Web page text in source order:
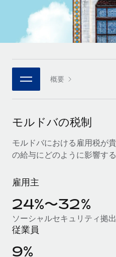
プラットフォーム
チームのための人事の基本
新しい
当社のMCPを使用して、あ
統合
基本的なビジネスツールを
専門家に相談
バックグラウンドチェック
候補者の選考プロセスをシン
Compliance Watchtower
コンプライアンスリスクを先
大企業向けのグローバルHR
パートナーに登録
戦略的テクノロジーパー
グローバルな人事機能を柔
当社とのパートナーシップ
Remote Build 近日リリ
統合とAI自動化に関するコ
活用事例
HR用語集
チェックリストおよびテンプ
職務内容ライブラリ
ウェビナー
イベント
ニュースルーム
給与・人材情報
情報センター
サポートを依頼する
すべてのリソースを表示する
ブログ
グローバル給与処理
Italiano
Português (Portugal)
日本語
한국어 概要
モルドバの税制
モルドバにおける雇用税が
の給与にどのように影響す
雇用主
24%〜32%
ソーシャルセキュリティ拠
従業員
9%